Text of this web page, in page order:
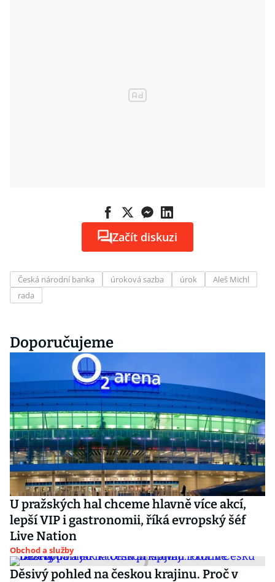
Začít diskuzi
Česká národní banka úroková sazba úrok
Aleš Michl
rada
Doporučujeme
U pražských hal chceme hlavně více akcí,
lepší VIP i gastronomii, říká evropský šéf
Live Nation
Obchod a služby
Děsivý pohled na českou krajinu. Proč v